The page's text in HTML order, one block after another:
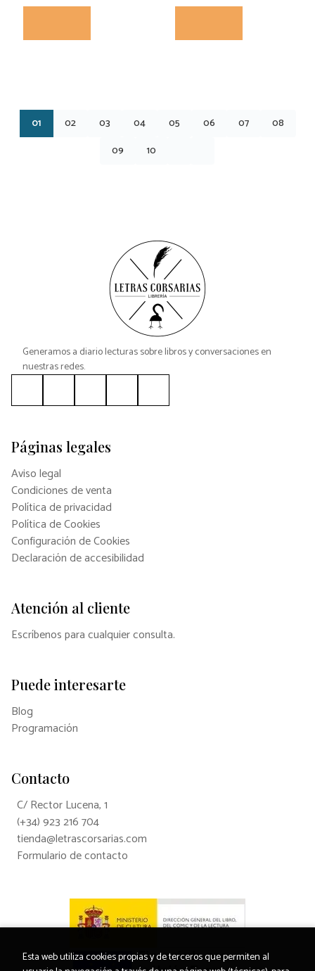
01 02 03 04 05 06 07
08
09
10
Generamos a diario lecturas sobre libros y conversaciones en
nuestras redes.
Páginas legales
Aviso legal
Condiciones de venta
Política de privacidad
Política de Cookies
Configuración de Cookies
Declaración de accesibilidad
Atención al cliente
Escríbenos para cualquier consulta.
Puede interesarte
Blog
Programación
Contacto
C/ Rector Lucena, 1
(+34) 923 216 704
tienda@letrascorsarias.com
Formulario de contacto
Esta web utiliza cookies propias y de terceros que permiten al